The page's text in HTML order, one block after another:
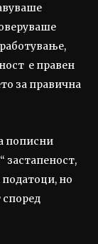
е правен
за правична
пописни
застапеност,
податоци, но